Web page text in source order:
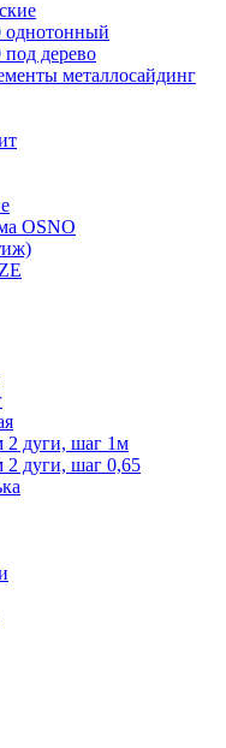
однотонный
дерево
металлосайдинг
OSNO
дуги, шаг 1м
дуги, шаг 0,65